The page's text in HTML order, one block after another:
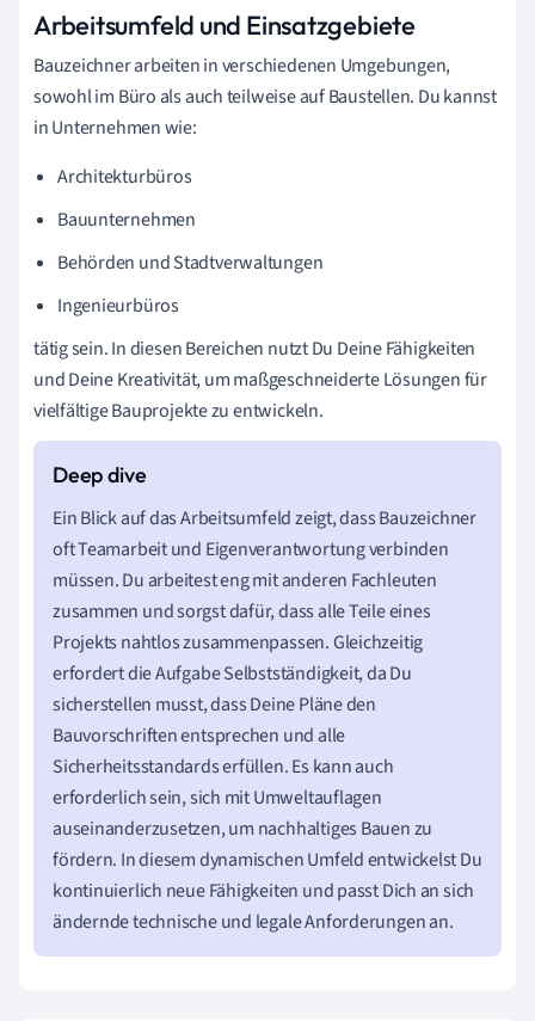
Arbeitsumfeld und Einsatzgebiete
Bauzeichner arbeiten in verschiedenen Umgebungen,
sowohl im Büro als auch teilweise auf Baustellen. Du kannst
in Unternehmen wie:
Architekturbüros
Bauunternehmen
Behörden und Stadtverwaltungen
Ingenieurbüros
tätig sein. In diesen Bereichen nutzt Du Deine Fähigkeiten
und Deine Kreativität, um maßgeschneiderte Lösungen für
vielfältige Bauprojekte zu entwickeln.
Ein Blick auf das Arbeitsumfeld zeigt, dass Bauzeichner
oft Teamarbeit und Eigenverantwortung verbinden
müssen. Du arbeitest eng mit anderen Fachleuten
zusammen und sorgst dafür, dass alle Teile eines
Projekts nahtlos zusammenpassen. Gleichzeitig
erfordert die Aufgabe Selbstständigkeit, da Du
sicherstellen musst, dass Deine Pläne den
Bauvorschriften entsprechen und alle
Sicherheitsstandards erfüllen. Es kann auch
erforderlich sein, sich mit Umweltauflagen
auseinanderzusetzen, um nachhaltiges Bauen zu
fördern. In diesem dynamischen Umfeld entwickelst Du
kontinuierlich neue Fähigkeiten und passt Dich an sich
ändernde technische und legale Anforderungen an.